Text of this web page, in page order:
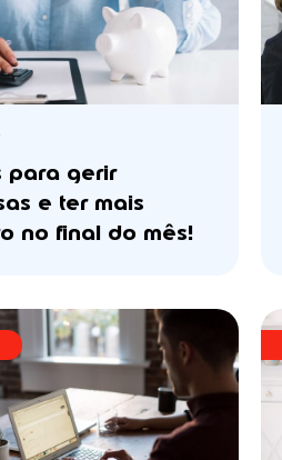
para gerir
e ter mais
no final do mês!